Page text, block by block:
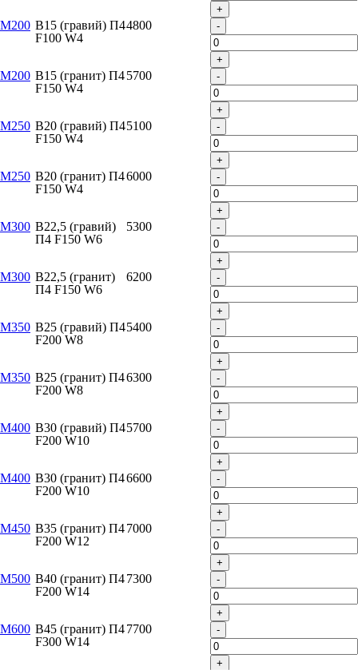
+
М200 B15 (гравий) П4
F100 W4
4800 -
+
М200 B15 (гранит) П4
F150 W4
5700 -
+
М250 B20 (гравий) П4
F150 W4
5100 -
+
М250 B20 (гранит) П4
F150 W4
6000 -
+
М300 B22,5 (гравий)
П4 F150 W6
5300 -
+
М300 B22,5 (гранит)
П4 F150 W6
6200 -
+
М350 B25 (гравий) П4
F200 W8
5400 -
+
М350 B25 (гранит) П4
F200 W8
6300 -
+
М400 B30 (гравий) П4
F200 W10
5700 -
+
М400 B30 (гранит) П4
F200 W10
6600 -
+
М450 B35 (гранит) П4
F200 W12
7000 -
+
М500 B40 (гранит) П4
F200 W14
7300 -
+
М600 B45 (гранит) П4
F300 W14
7700 -
+